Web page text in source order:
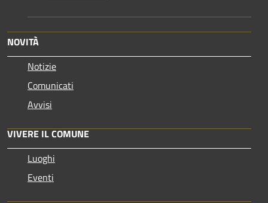
NOVITÀ
Notizie
Comunicati
Avvisi
VIVERE IL COMUNE
Luoghi
Eventi